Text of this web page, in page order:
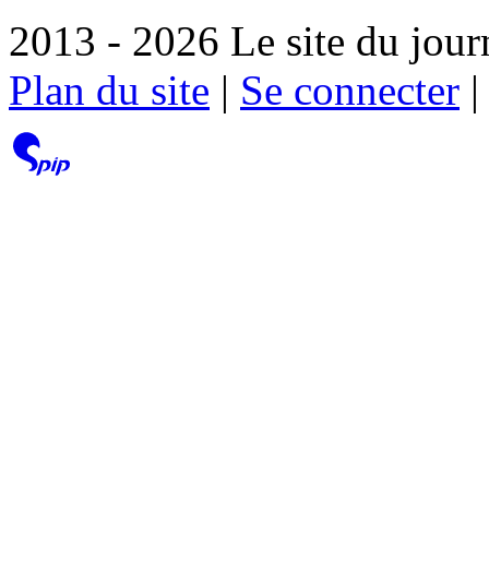
2013 - 2026 Le site du
Plan du site | Se connecter |